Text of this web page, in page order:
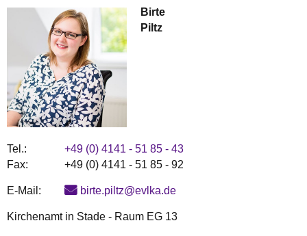
Birte
Piltz
Tel.:
+49 (0) 4141 - 51 85 - 43
Fax:
+49 (0) 4141 - 51 85 - 92
E-Mail: birte.piltz@evlka.de
Kirchenamt in Stade - Raum EG 13